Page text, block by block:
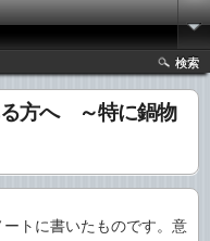
検索
る方へ ～特に鍋物
トに書いたものです。意